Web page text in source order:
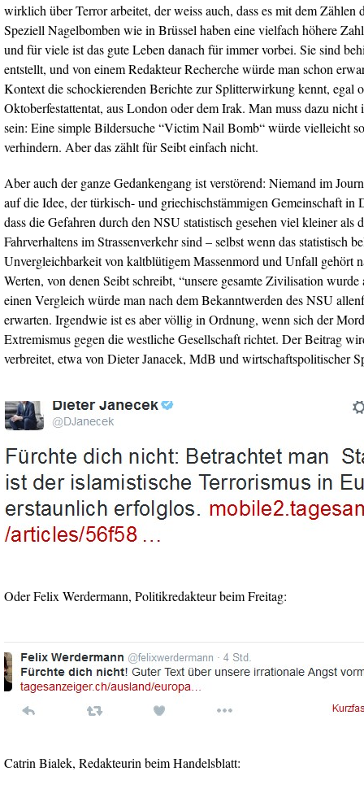
wirklich über Terror arbeitet, der weiss auch, dass es mit dem Zählen
Speziell Nagelbomben wie in Brüssel haben eine vielfach höhere
und für viele ist das gute Leben danach für immer vorbei. Sie sind
entstellt, und von einem Redakteur Recherche würde man schon
Kontext die schockierenden Berichte zur Splitterwirkung kennt, egal
Oktoberfestattentat, aus London oder dem Irak. Man muss dazu
sein: Eine simple Bildersuche “Victim Nail Bomb“ würde vielleicht
verhindern. Aber das zählt für Seibt einfach nicht.
Aber auch der ganze Gedankengang ist verstörend: Niemand im
auf die Idee, der türkisch- und griechischstämmigen Gemeinschaft in
dass die Gefahren durch den NSU statistisch gesehen viel kleiner als
Fahrverhaltens im Strassenverkehr sind – selbst wenn das statistisch
Unvergleichbarkeit von kaltblütigem Massenmord und Unfall gehört
Werten, von denen Seibt schreibt, “unsere gesamte Zivilisation
einen Vergleich würde man nach dem Bekanntwerden des NSU
erwarten. Irgendwie ist es aber völlig in Ordnung, wenn sich der
Extremismus gegen die westliche Gesellschaft richtet. Der Beitrag
verbreitet, etwa von Dieter Janacek, MdB und wirtschaftspolitischer
Oder Felix Werdermann, Politikredakteur beim Freitag:
Catrin Bialek, Redakteurin beim Handelsblatt: